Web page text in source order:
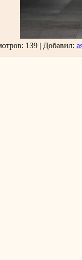
139 | Добавил: